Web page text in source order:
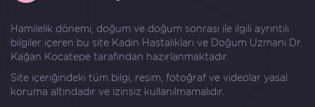
Hamilelik dönemi, doğum ve doğum sonrası ile ilgili ayrıntılı
bilgiler içeren bu site Kadın Hastalıkları ve Doğum Uzmanı Dr.
Kağan Kocatepe tarafından hazırlanmaktadır.
Site içeriğindeki tüm bilgi, resim, fotoğraf ve videolar yasal
koruma altındadır ve izinsiz kullanılmamalıdır.